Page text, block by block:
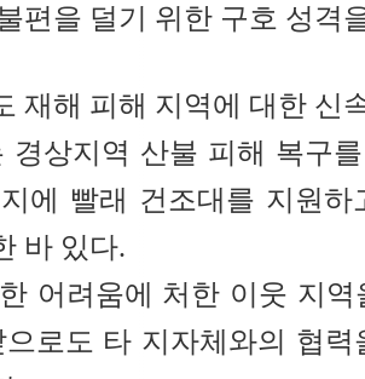
편을 덜기 위한 구호 성격
재해 피해 지역에 대한 신
경상지역 산불 피해 복구
에 빨래 건조대를 지원
바 있다.
어려움에 처한 이웃 지
로도 타 지자체와의 협